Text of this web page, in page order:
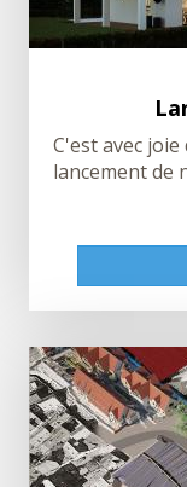
C'est avec
lancement de